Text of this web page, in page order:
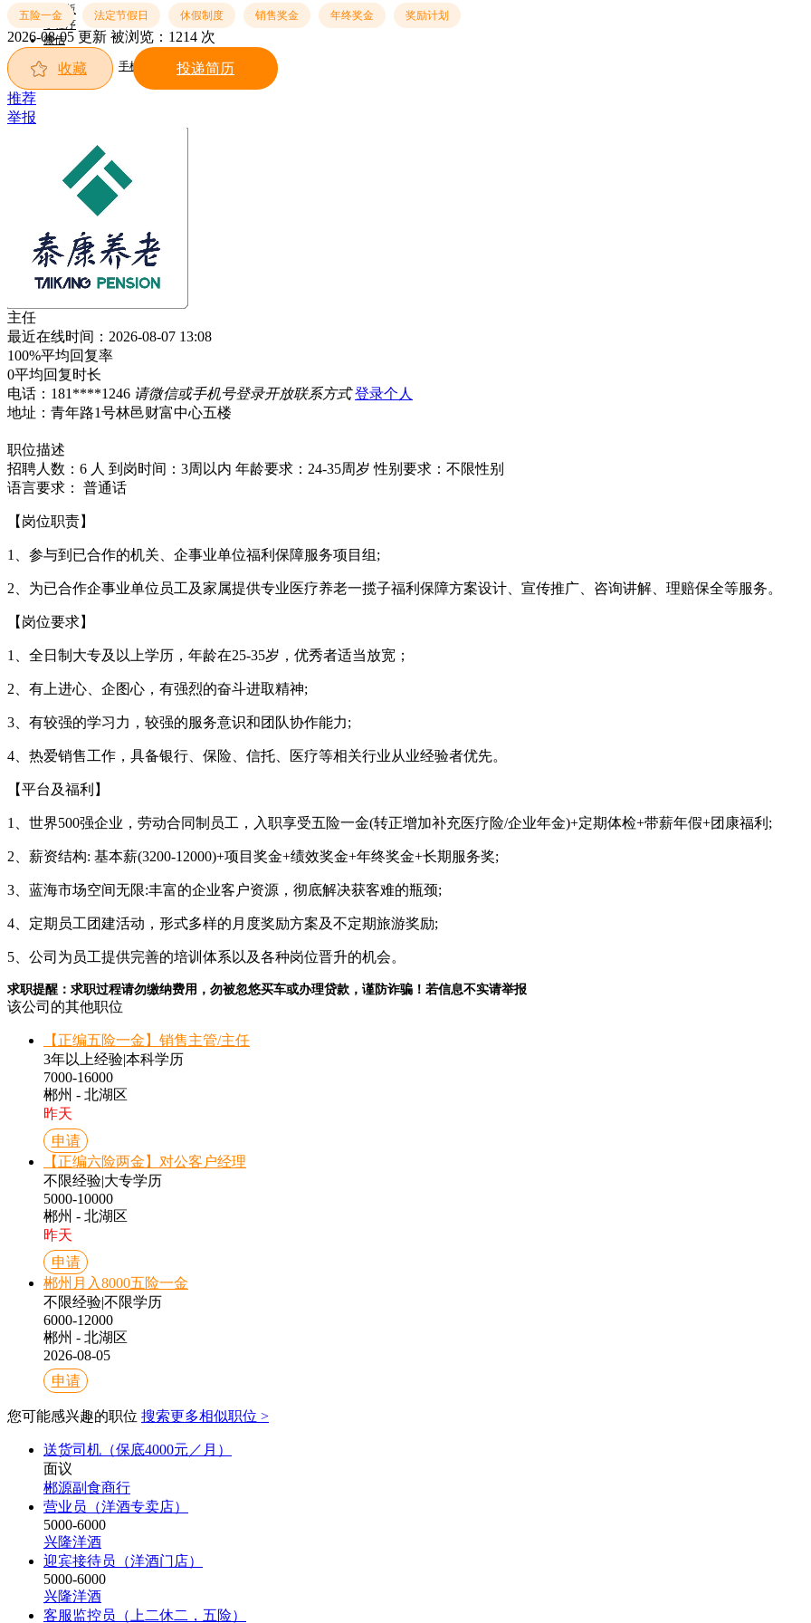
触屏版
小程序
微信
郴州新网招聘欢迎您！ 手机端
五险一金 法定节假日 休假制度 销售奖金 年终奖金 奖励计划
2026-08-05 更新 被浏览： 1214 次
收藏
投递简历
推荐
举报
主任
最近在线时间：2026-08-07 13:08
100%平均回复率
0平均回复时长
电话： 181****1246 请微信或手机号登录开放联系方式 登录个人
地址：青年路1号林邑财富中心五楼
职位描述
招聘人数：6 人 到岗时间：3周以内 年龄要求：24-35周岁 性别要求：不限性别
语言要求： 普通话
【岗位职责】
1、参与到已合作的机关、企事业单位福利保障服务项目组;
2、为已合作企事业单位员工及家属提供专业医疗养老一揽子福利保障方案设计、宣传推广、咨询讲解、理赔保全等服务。
【岗位要求】
1、全日制大专及以上学历，年龄在25-35岁，优秀者适当放宽；
2、有上进心、企图心，有强烈的奋斗进取精神;
3、有较强的学习力，较强的服务意识和团队协作能力;
4、热爱销售工作，具备银行、保险、信托、医疗等相关行业从业经验者优先。
【平台及福利】
1、世界500强企业，劳动合同制员工，入职享受五险一金(转正增加补充医疗险/企业年金)+定期体检+带薪年假+团康福利;
2、薪资结构: 基本薪(3200-12000)+项目奖金+绩效奖金+年终奖金+长期服务奖;
3、蓝海市场空间无限:丰富的企业客户资源，彻底解决获客难的瓶颈;
4、定期员工团建活动，形式多样的月度奖励方案及不定期旅游奖励;
5、公司为员工提供完善的培训体系以及各种岗位晋升的机会。
求职提醒：求职过程请勿缴纳费用，勿被忽悠买车或办理贷款，谨防诈骗！若信息不实请举报
该公司的其他职位
【正编五险一金】销售主管/主任
3年以上经验|本科学历
7000-16000
郴州 - 北湖区
昨天
申请
【正编六险两金】对公客户经理
不限经验|大专学历
5000-10000
郴州 - 北湖区
昨天
申请
郴州月入8000五险一金
不限经验|不限学历
6000-12000
郴州 - 北湖区
2026-08-05
申请
您可能感兴趣的职位 搜索更多相似职位 >
送货司机（保底4000元／月）
面议
郴源副食商行
营业员（洋酒专卖店）
5000-6000
兴隆洋酒
迎宾接待员（洋酒门店）
5000-6000
兴隆洋酒
客服监控员（上二休二，五险）